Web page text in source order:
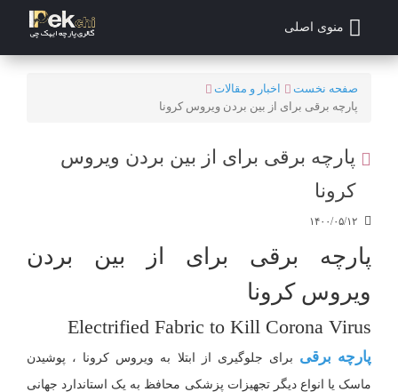
منوی اصلی
صفحه نخست
اخبار و مقالات
پارچه برقی برای از بین بردن ویروس کرونا
پارچه برقی برای از بین بردن ویروس
کرونا
۱۴۰۰/۰۵/۱۲
پارچه برقی برای از بین بردن
ویروس کرونا
Electrified Fabric to Kill Corona Virus
پارچه برقی برای جلوگیری از ابتلا به ویروس کرونا ، پوشیدن
ماسک یا انواع دیگر تجهیزات پزشکی محافظ به یک استاندارد جهانی